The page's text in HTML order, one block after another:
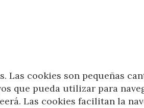
cookies son pequeñas
que pueda utilizar para
Las cookies facilitan la